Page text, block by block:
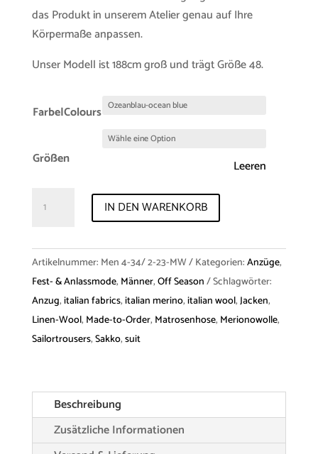
das Produkt in unserem Atelier genau auf Ihre
Körpermaße anpassen.
Unser Modell ist 188cm groß und trägt Größe 48.
Farbe|Colours
Größen
Leeren
Jacket
&
Trousers
"Oswin"
Merino
Wool
IN DEN WARENKORB
Artikelnummer: Men 4-34/ 2-23-MW Kategorien:Anzüge,
Fest- & Anlassmode, Männer,Off Season Schlagwörter:
Anzug,italian fabrics,italian merino,italian wool,Jacken,
Linen-Wool, Made-to-Order, Matrosenhose, Merionowolle,
Sailortrousers,Sakko,suit
Beschreibung
Zusätzliche Informationen